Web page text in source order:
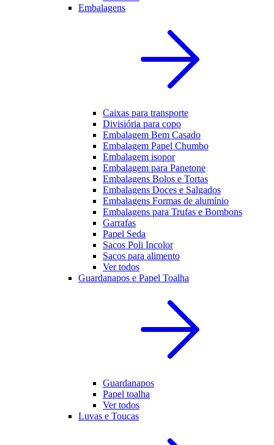
Embalagens
Caixas para transporte
Divisiória para copo
Embalagem Bem Casado
Embalagem Papel Chumbo
Embalagem isopor
Embalagem para Panetone
Embalagens Bolos e Tortas
Embalagens Doces e Salgados
Embalagens Formas de alumínio
Embalagens para Trufas e Bombons
Garrafas
Papel Seda
Sacos Poli Incolor
Sacos para alimento
Ver todos
Guardanapos e Papel Toalha
Guardanapos
Papel toalha
Ver todos
Luvas e Toucas